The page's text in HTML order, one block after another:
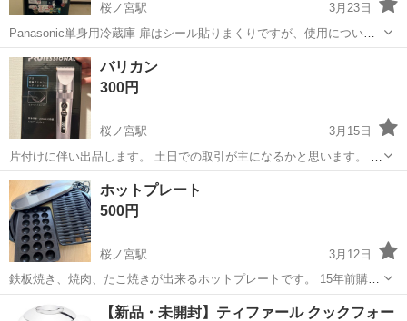
桜ノ宮駅
3月23日
Panasonic単身用冷蔵庫 扉はシール貼りまくりですが、使用について
は問題ありません。 サイズ 53×46×111 車で直接取りに来られる方の
みでお願いいたします。
大阪 大阪市 桜ノ宮駅
バリカン
300円
桜ノ宮駅
3月15日
片付けに伴い出品します。 土日での取引が主になるかと思います。 ま
とめて購入しましたが、部屋がキャパオーバーとなり出品します。 桜
ノ宮駅近辺のお取引お願いします。 詳細は決定後にお伝えします。 取
りに来れる方に限定しており...
大阪 大阪市 桜ノ宮駅 家電
ホットプレート
500円
桜ノ宮駅
3月12日
鉄板焼き、焼肉、たこ焼きが出来るホットプレートです。 15年前購入
ですが、問題なく使えます。 少し傷はありますがあまり使ってなかっ
たので綺麗です
大阪 桜ノ宮駅 キッチン家電 鉄板焼き
【新品・未開封】ティファール クックフォー